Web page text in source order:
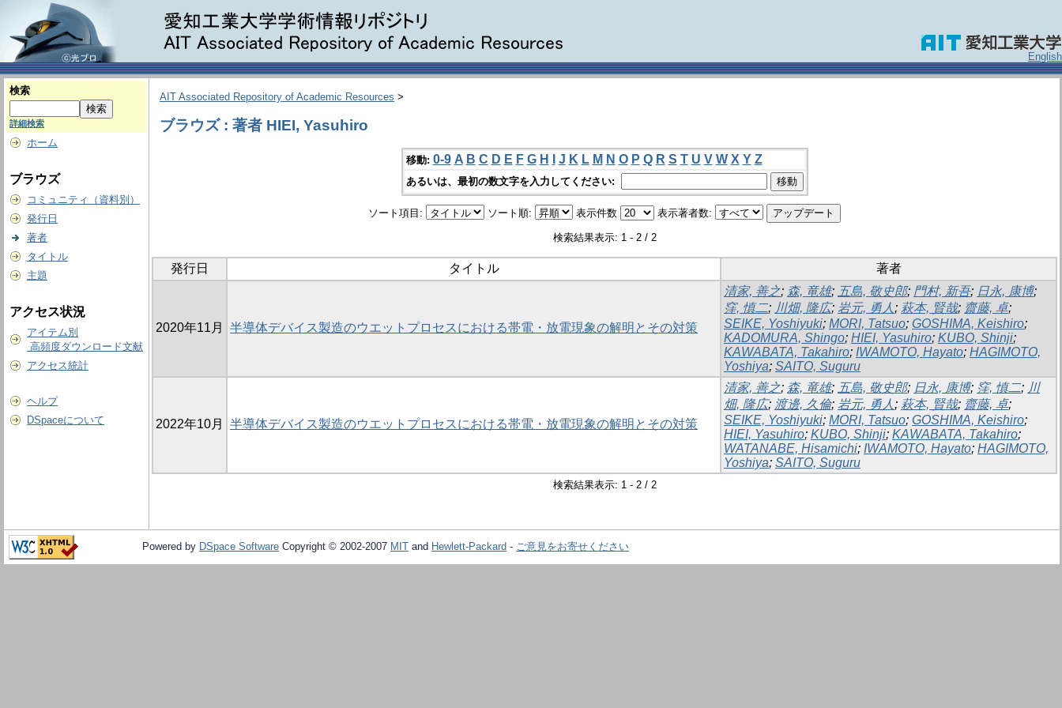
English
検索
詳細検索
ホーム
ブラウズ
コミュニティ（資料別）
発行日
著者
タイトル
主題
アクセス状況
アイテム別
高頻度ダウンロード文献
アクセス統計
ヘルプ
DSpaceについて
AIT Associated Repository of Academic Resources >
ブラウズ : 著者 HIEI, Yasuhiro
移動: 0-9 A B C D E F G H J K L M N O P Q R S T U V W X Y Z
あるいは、最初の数文字を入力してください:
ソート項目: ソート順: 表示件数 表示著者数:
検索結果表示: 1 - 2 / 2
発行日 タイトル 著者
2020年11月 半導体デバイス製造のウエットプロセスにおける帯電・放電現象の解明とその対策
清家, 善之; 森, 竜雄; 五島, 敬史郎; 門村, 新吾; 日永, 康博;
窪, 慎二; 川畑, 隆広; 岩元, 勇人 ; 萩本, 賢哉; 齋藤, 卓;
SEIKE, Yoshiyuki; MORI, Tatsuo; GOSHIMA, Keishiro;
KADOMURA, Shingo; HIEI, Yasuhiro; KUBO, Shinji;
KAWABATA, Takahiro; IWAMOTO, Hayato; HAGIMOTO,
Yoshiya; SAITO, Suguru
2022年10月 半導体デバイス製造のウエットプロセスにおける帯電・放電現象の解明とその対策
清家, 善之; 森, 竜雄; 五島, 敬史郎; 日永, 康博; 窪, 慎二; 川
畑, 隆広; 渡邊, 久倫; 岩元, 勇人 ; 萩本, 賢哉; 齋藤, 卓;
SEIKE, Yoshiyuki; MORI, Tatsuo; GOSHIMA, Keishiro;
HIEI, Yasuhiro; KUBO, Shinji; KAWABATA, Takahiro;
WATANABE, Hisamichi; IWAMOTO, Hayato; HAGIMOTO,
Yoshiya; SAITO, Suguru
検索結果表示: 1 - 2 / 2
Powered by DSpace Software Copyright © 2002-2007 MIT and Hewlett-Packard - ご意見をお寄せください